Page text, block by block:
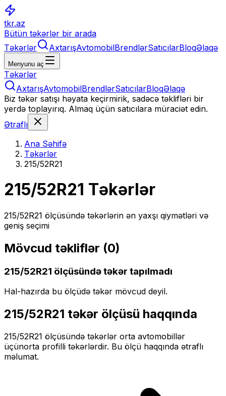
tkr.az
Bütün təkərlər bir arada
Təkərlər
AxtarışAvtomobilBrendlərSatıcılarBloqƏlaqə
Menyunu aç
Təkərlər
AxtarışAvtomobilBrendlərSatıcılarBloqƏlaqə
Biz təkər satışı həyata keçirmirik, sadəcə təklifləri bir
yerdə toplayırıq. Almaq üçün satıcılara müraciət edin.
Ətraflı
Ana Səhifə
Təkərlər
215/52R21
215/52R21 Təkərlər
215/52R21 ölçüsündə təkərlərin ən yaxşı qiymətləri və
geniş seçimi
Mövcud təkliflər (0)
215/52R21 ölçüsündə təkər tapılmadı
Hal-hazırda bu ölçüdə təkər mövcud deyil.
215/52R21 təkər ölçüsü haqqında
215/52R21 ölçüsündə təkərlər orta avtomobillər
üçünorta profilli təkərlərdir. Bu ölçü haqqında ətraflı
məlumat.